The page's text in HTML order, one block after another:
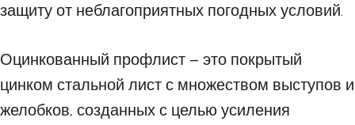
защиту от неблагоприятных погодных условий.
Оцинкованный профлист – это покрытый
цинком стальной лист с множеством выступов и
желобков, созданных с целью усиления